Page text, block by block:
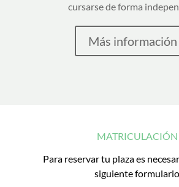
cursarse de forma
Más información
MATRICULACIÓN
Para reservar tu plaza es
siguiente formulario